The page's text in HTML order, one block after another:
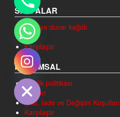
SAYFALAR
Antalya duvar kağıdı
Blog
Karşılaştır
KURUMSAL
Gizlilik politikası
İletişim
İptal, İade ve Değişim Koşulları
Karşılaştır
Hide
chaty